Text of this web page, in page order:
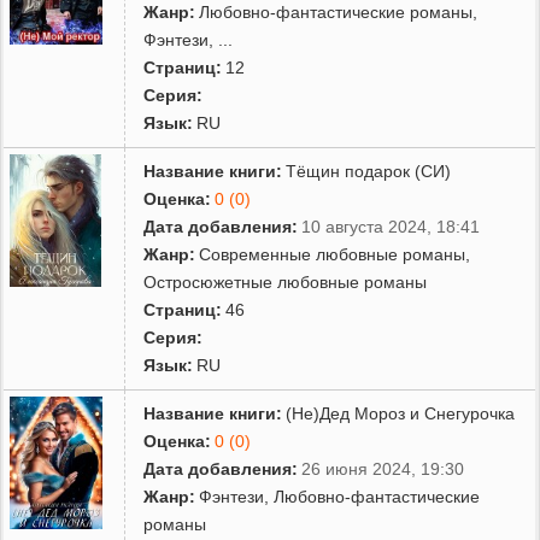
Жанр: Любовно-фантастические романы
Фэнтези
Страниц: 12
Серия:
Язык: RU
Название книги: Тёщин подарок (СИ)
Оценка: 0 (0)
Дата добавления: 10 августа 2024, 18:41
Жанр: Современные любовные романы
Остросюжетные любовные романы
Страниц: 46
Серия:
Язык: RU
Название книги: (Не)Дед Мороз и Снегурочка
Оценка: 0 (0)
Дата добавления: 26 июня 2024, 19:30
Жанр: Фэнтези
Любовно-фантастические
романы